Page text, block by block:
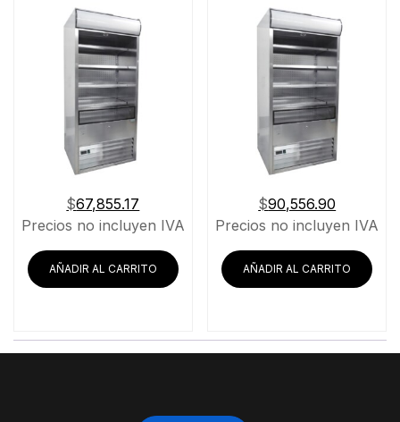
$67,855.17
Precios no incluyen IVA
AÑADIR AL CARRITO
$90,556.90
Precios no incluyen IVA
AÑADIR AL CARRITO